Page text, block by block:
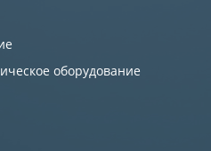
оборудование